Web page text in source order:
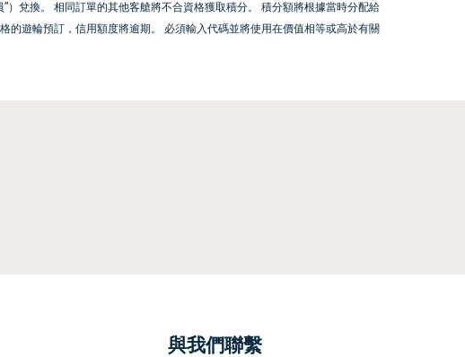
兌換。 相同訂單的其他客艙將不合資格獲取積分。 積分額將根據當時分配給
遊輪預訂，信用額度將逾期。 必須輸入代碼並將使用在價值相等或高於有關
與我們聯繫